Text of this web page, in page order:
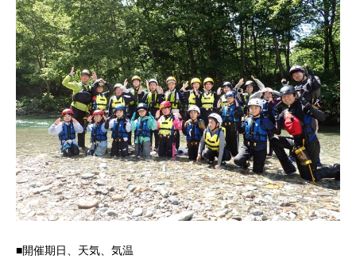
■開催期日、天気、気温